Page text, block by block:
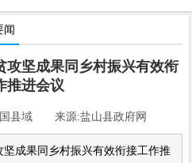
闻
攻坚成果同乡村振兴有效衔
推进会议
县域 来源:盐山县政府网